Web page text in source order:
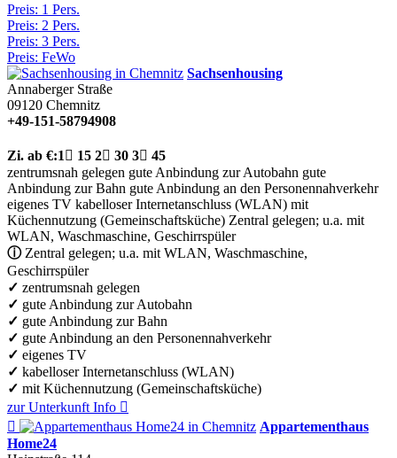
Preis: 1 Pers.
Preis: 2 Pers.
Preis: 3 Pers.
Preis: FeWo
Sachsenhousing
Annaberger Straße
09120 Chemnitz
+49-151-58794908
Zi. ab €:1  15 2 30 3 45
zentrumsnah gelegen gute Anbindung zur Autobahn gute
Anbindung zur Bahn gute Anbindung an den Personennahverkehr
eigenes TV kabelloser Internetanschluss (WLAN) mit
Küchennutzung (Gemeinschaftsküche) Zentral gelegen; u.a. mit
WLAN, Waschmaschine, Geschirrspüler
ⓘZentral gelegen; u.a. mit WLAN, Waschmaschine,
Geschirrspüler
✓ zentrumsnah gelegen
✓ gute Anbindung zur Autobahn
✓ gute Anbindung zur Bahn
✓ gute Anbindung an den Personennahverkehr
✓ eigenes TV
✓ kabelloser Internetanschluss (WLAN)
✓ mit Küchennutzung (Gemeinschaftsküche)
zur Unterkunft Info 

Appartementhaus
Home24